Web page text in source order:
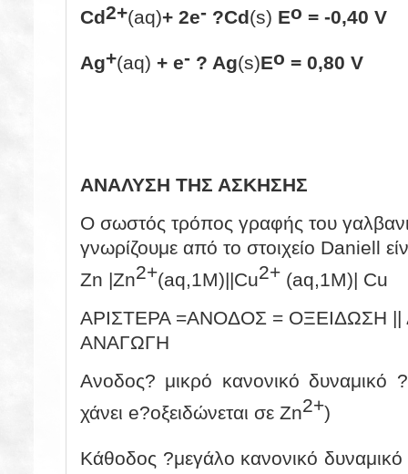
Cd2+(aq)+ 2e- ?Cd(s) Eo = -0,40 V
Ag+(aq) + e- ? Ag(s)Eo = 0,80 V
ΑΝΑΛΥΣΗ ΤΗΣ ΑΣΚΗΣΗΣ
Ο σωστός τρόπος γραφής του
γνωρίζουμε από το στοιχείο Daniell
Zn |Zn2+(aq,1M)||Cu2+ (aq,1M)| Cu
ΑΡΙΣΤΕΡΑ =ΑΝΟΔΟΣ = ΟΞΕΙΔΩΣΗ
ΑΝΑΓΩΓΗ
Ανοδος? μικρό κανονικό δυναμικό
χάνει e?οξειδώνεται σε Zn2+)
Κάθοδος ?μεγάλο κανονικό